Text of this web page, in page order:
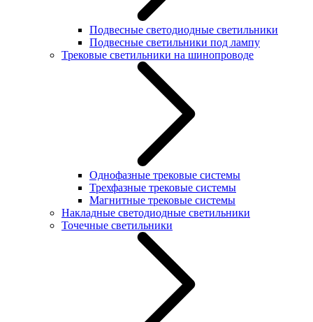
Подвесные светодиодные светильники
Подвесные светильники под лампу
Трековые светильники на шинопроводе
Однофазные трековые системы
Трехфазные трековые системы
Магнитные трековые системы
Накладные светодиодные светильники
Точечные светильники